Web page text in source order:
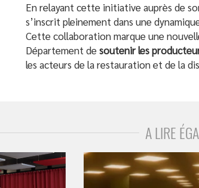
En relayant cette initiative auprès de
s’inscrit pleinement dans une
Cette collaboration marque une
Département desoutenir les
les acteurs de la restauration et de la
A LIRE